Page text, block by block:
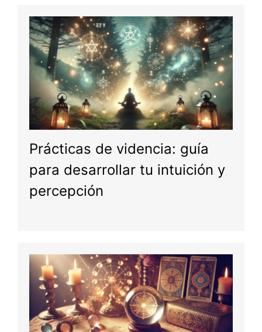
Prácticas de videncia: guía
para desarrollar tu intuición y
percepción